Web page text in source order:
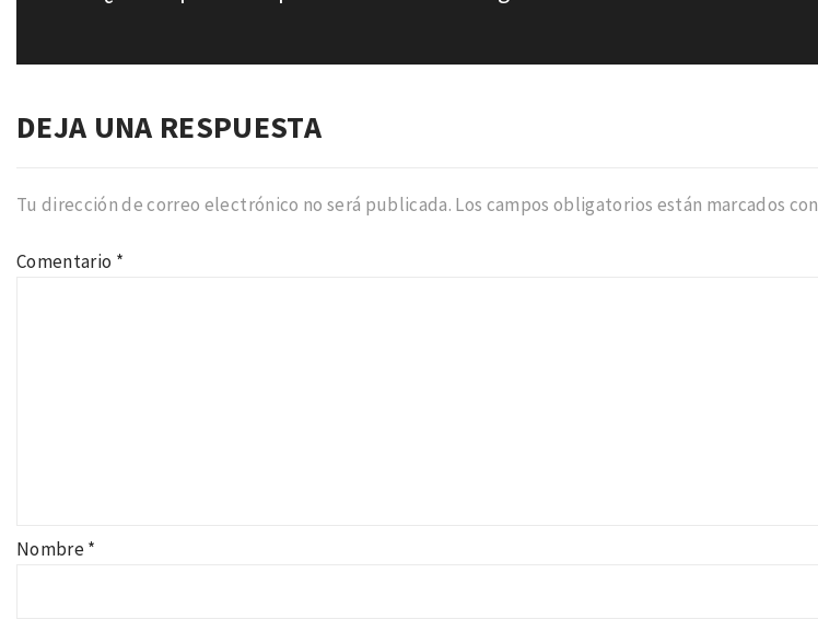
DEJA UNA RESPUESTA
Tu dirección de correo electrónico no será publicada. Los campos obligatorios están marcados con
Comentario *
Nombre*